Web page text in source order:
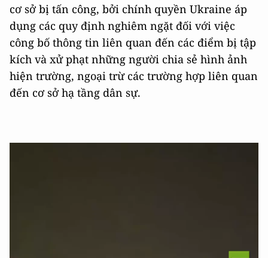
cơ sở bị tấn công, bởi chính quyền Ukraine áp
dụng các quy định nghiêm ngặt đối với việc
công bố thông tin liên quan đến các điểm bị tập
kích và xử phạt những người chia sẻ hình ảnh
hiện trường, ngoại trừ các trường hợp liên quan
đến cơ sở hạ tầng dân sự.